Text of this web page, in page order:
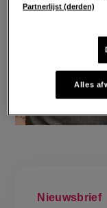
Nieuwsbrief
Partnerlijst (derden)
Alles